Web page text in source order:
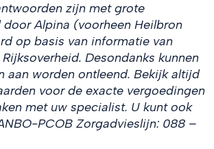
zijn met grote
Alpina (voorheen Heilbron
op basis van informatie van
Desondanks kunnen
aan worden ontleend. Bekijk altijd
voor de exacte vergoedingen
met uw specialist. U kunt ook
PCOB Zorgadvieslijn: 088 –